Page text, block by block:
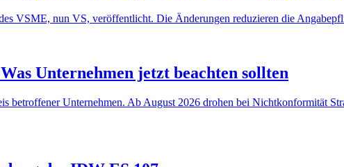
VSME, nun VS, veröffentlicht. Die Änderungen reduzieren die
Unternehmen jetzt beachten sollten
betroffener Unternehmen. Ab August 2026 drohen bei Nichtkonformität